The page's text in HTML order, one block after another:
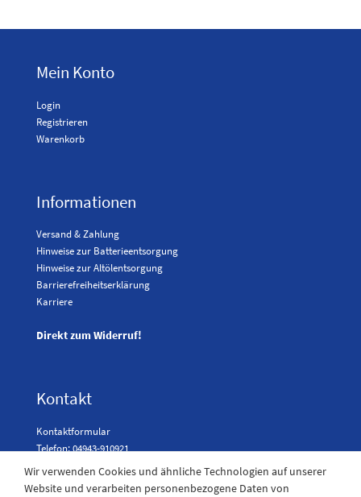
Mein Konto
Login
Registrieren
Warenkorb
Informationen
Versand & Zahlung
Hinweise zur Batterieentsorgung
Hinweise zur Altölentsorgung
Barrierefreiheitserklärung
Karriere
Direkt zum Widerruf!
Kontakt
Kontaktformular
Telefon: 04943-910921
Wir verwenden Cookies und ähnliche Technologien auf unserer
Website und verarbeiten personenbezogene Daten von